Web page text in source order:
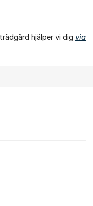
hjälper vi dig via